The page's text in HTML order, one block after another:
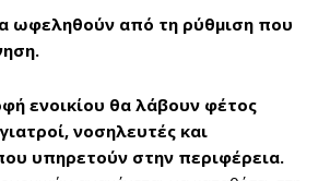
ωφεληθούν από τη ρύθμιση που
ενοικίου θα λάβουν φέτος
νοσηλευτές και
υπηρετούν στην περιφέρεια.